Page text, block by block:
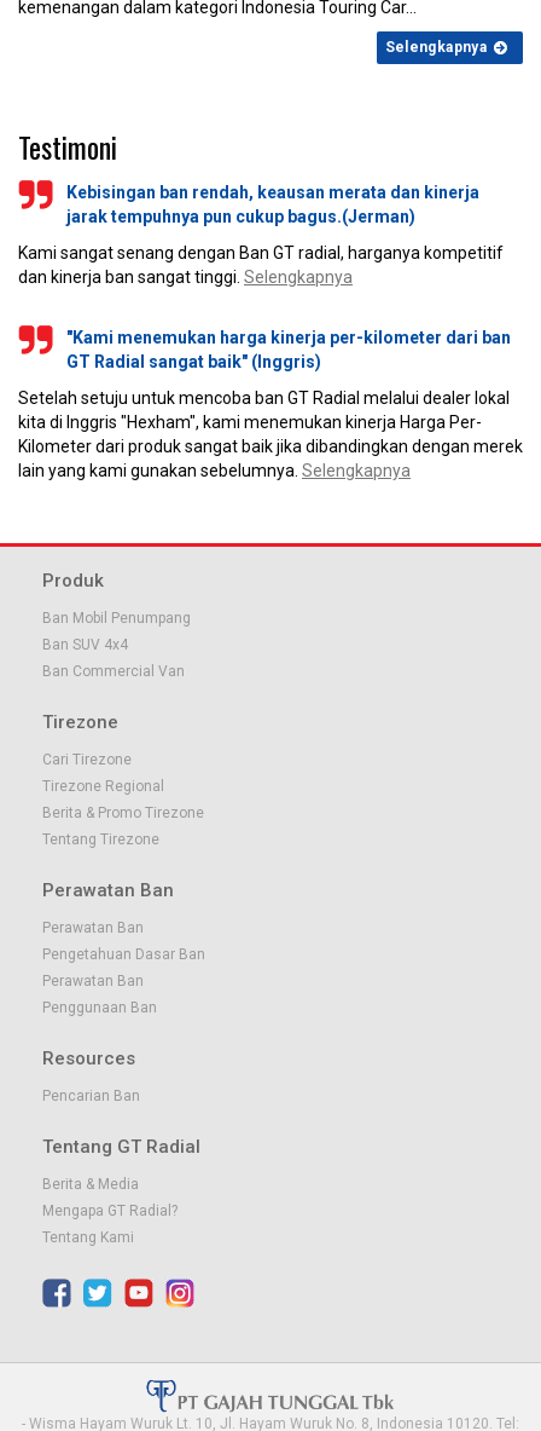
Januari 2021
September 2020 Agustus 2020 Juli 2020 Juni 2020
Mei 2020 April 2020 Maret 2020 Februari 2020
September 2019
kemenangan dalam kategori Indonesia Touring Car...
Selengkapnya
Testimoni
Kebisingan ban rendah, keausan merata dan kinerja
jarak tempuhnya pun cukup bagus.(Jerman)
Kami sangat senang dengan Ban GT radial, harganya kompetitif
dan kinerja ban sangat tinggi. Selengkapnya
"Kami menemukan harga kinerja per-kilometer dari ban
GT Radial sangat baik" (Inggris)
Setelah setuju untuk mencoba ban GT Radial melalui dealer lokal
kita di Inggris "Hexham", kami menemukan kinerja Harga Per-
Kilometer dari produk sangat baik jika dibandingkan dengan merek
lain yang kami gunakan sebelumnya. Selengkapnya
Produk
Ban Mobil Penumpang
Ban SUV 4x4
Ban Commercial Van
Tirezone
Cari Tirezone
Tirezone Regional
Berita & Promo Tirezone
Tentang Tirezone
Perawatan Ban
Perawatan Ban
Pengetahuan Dasar Ban
Perawatan Ban
Penggunaan Ban
Resources
Pencarian Ban
Tentang GT Radial
Berita & Media
Mengapa GT Radial?
Tentang Kami
- Wisma Hayam Wuruk Lt. 10, Jl. Hayam Wuruk No. 8, Indonesia 10120. Tel: